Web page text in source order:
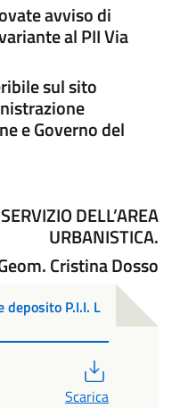
avviso di
al PII Via
sul sito
e Governo del
DELL’AREA
URBANISTICA.
Cristina Dosso
deposito P.I.I. L
Scarica